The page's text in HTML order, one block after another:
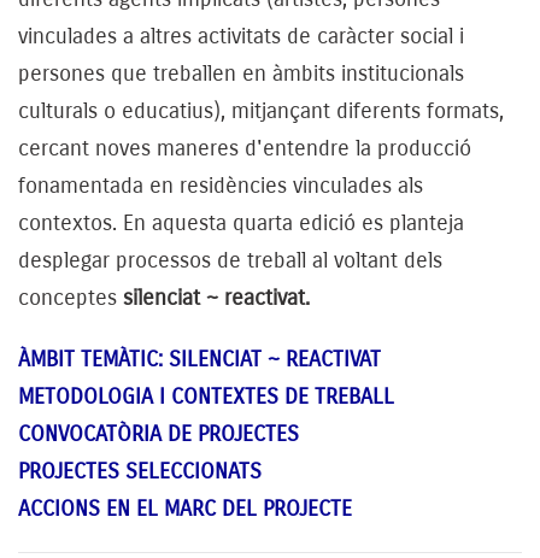
vinculades a altres activitats de caràcter social i
persones que treballen en àmbits institucionals
culturals o educatius), mitjançant diferents formats,
cercant noves maneres d'entendre la producció
fonamentada en residències vinculades als
contextos. En aquesta quarta edició es planteja
desplegar processos de treball al voltant dels
conceptes silenciat ~ reactivat.
ÀMBIT TEMÀTIC: SILENCIAT ~ REACTIVAT
METODOLOGIA I CONTEXTES DE TREBALL
CONVOCATÒRIA DE PROJECTES
PROJECTES SELECCIONATS
ACCIONS EN EL MARC DEL PROJECTE